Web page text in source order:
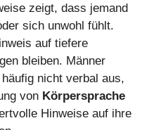
zeigt, dass jemand
sich unwohl fühlt.
auf tiefere
bleiben. Männer
nicht verbal aus,
von Körpersprache
Hinweise auf ihre